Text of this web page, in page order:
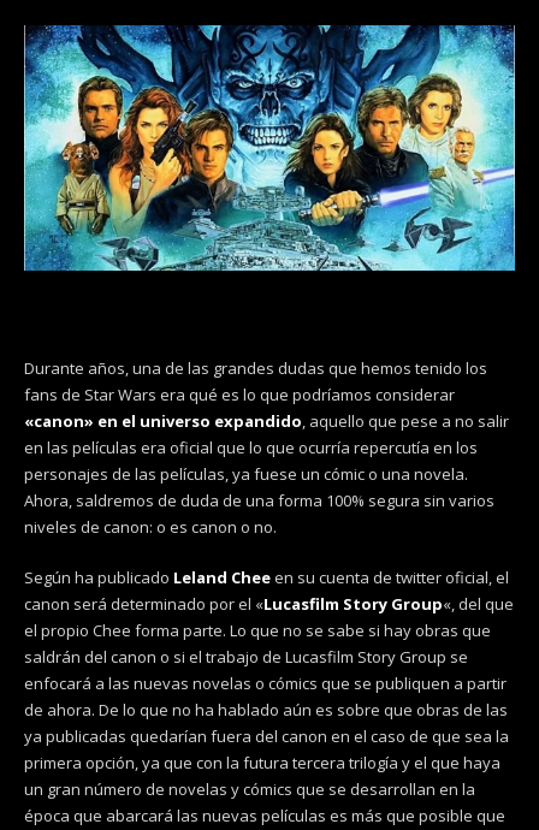
Durante años, una de las grandes dudas que hemos tenido los
fans de Star Wars era qué es lo que podríamos considerar
«canon» en el universo expandido, aquello que pese a no salir
en las películas era oficial que lo que ocurría repercutía en los
personajes de las películas, ya fuese un cómic o una novela.
Ahora, saldremos de duda de una forma 100% segura sin varios
niveles de canon: o es canon o no.
Según ha publicado Leland Cheeen su cuenta de twitter oficial, el
canon será determinado por el «Lucasfilm Story Group«, del que
el propio Chee forma parte. Lo que no se sabe si hay obras que
saldrán del canon o si el trabajo de Lucasfilm Story Group se
enfocará a las nuevas novelas o cómics que se publiquen a partir
de ahora. De lo que no ha hablado aún es sobre que obras de las
ya publicadas quedarían fuera del canon en el caso de que sea la
primera opción, ya que con la futura tercera trilogía y el que haya
un gran número de novelas y cómics que se desarrollan en la
época que abarcará las nuevas películas es más que posible que